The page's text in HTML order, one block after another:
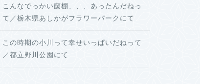
こんなでっかい藤棚、、、あったんだねっ
て／栃木県あしかがフラワーパークにて
この時期の小川って幸せいっぱいだねって
／都立野川公園にて